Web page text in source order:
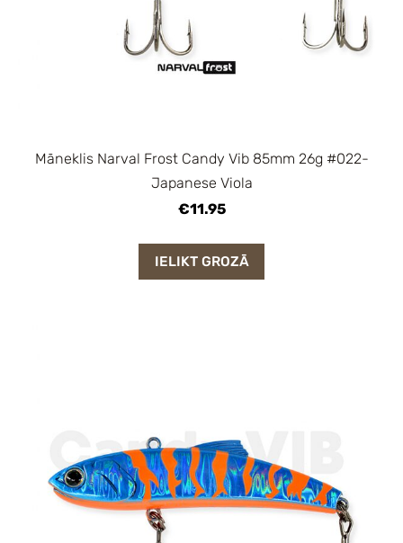
Māneklis Narval Frost Candy Vib 85mm 26g #022-
Japanese Viola
€11.95
IELIKT GROZĀ